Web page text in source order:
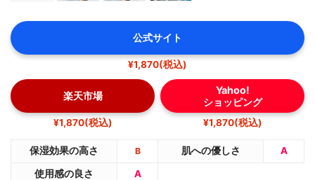
公式サイト
¥1,870(税込)
楽天市場
¥1,870(税込)
Yahoo!
ショッピング
¥1,870(税込)
保湿効果の高さ B 肌への優しさ A
使用感の良さ A